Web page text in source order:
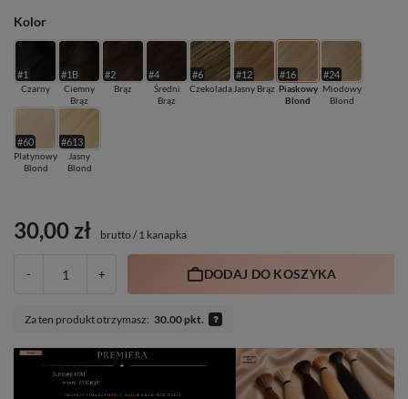
Kolor
#1
Czarny
#1B
Ciemny
Brąz
#2
Brąz
#4
Średni
Brąz
#6
Czekolada
#12
Jasny Brąz
#16
Piaskowy
Blond
#24
Miodowy
Blond
#60
Platynowy
Blond
#613
Jasny
Blond
30,00 zł brutto /1 kanapka
- + DODAJ DO KOSZYKA
Za ten produkt otrzymasz: 30.00 pkt.